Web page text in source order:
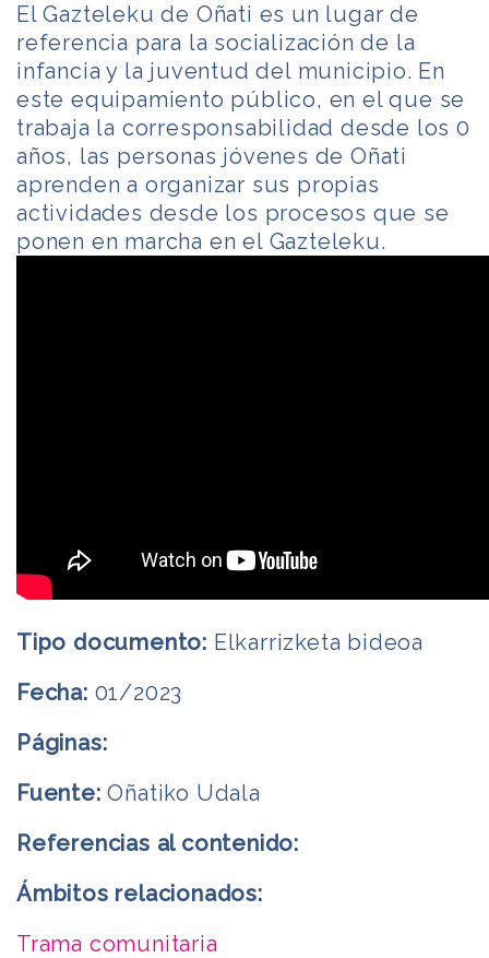
El Gazteleku de Oñati es un lugar de
referencia para la socialización de la
infancia y la juventud del municipio. En
este equipamiento público, en el que se
trabaja la corresponsabilidad desde los 0
años, las personas jóvenes de Oñati
aprenden a organizar sus propias
actividades desde los procesos que se
ponen en marcha en el Gazteleku.
Tipo documento: Elkarrizketa bideoa
Fecha: 01/2023
Páginas:
Fuente:Oñatiko Udala
Referencias al contenido:
Ámbitos relacionados:
Trama comunitaria